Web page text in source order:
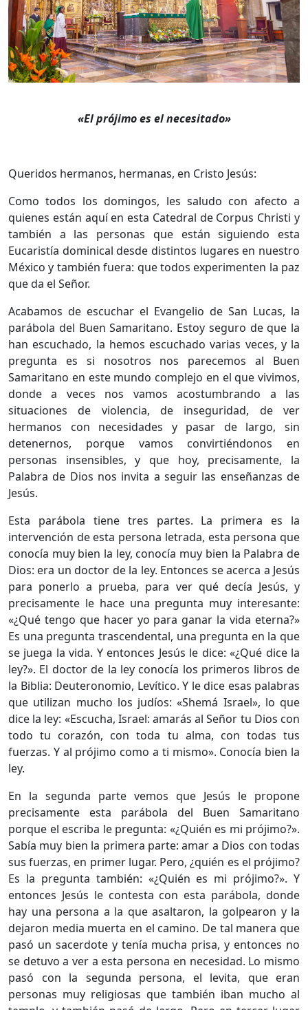
«El prójimo es el necesitado»
Queridos hermanos, hermanas, en Cristo Jesús:
Como todos los domingos, les saludo con afecto a
quienes están aquí en esta Catedral de Corpus Christi y
también a las personas que están siguiendo esta
Eucaristía dominical desde distintos lugares en nuestro
México y también fuera: que todos experimenten la paz
que da el Señor.
Acabamos de escuchar el Evangelio de San Lucas, la
parábola del Buen Samaritano. Estoy seguro de que la
han escuchado, la hemos escuchado varias veces, y la
pregunta es si nosotros nos parecemos al Buen
Samaritano en este mundo complejo en el que vivimos,
donde a veces nos vamos acostumbrando a las
situaciones de violencia, de inseguridad, de ver
hermanos con necesidades y pasar de largo, sin
detenernos, porque vamos convirtiéndonos en
personas insensibles, y que hoy, precisamente, la
Palabra de Dios nos invita a seguir las enseñanzas de
Jesús.
Esta parábola tiene tres partes. La primera es la
intervención de esta persona letrada, esta persona que
conocía muy bien la ley, conocía muy bien la Palabra de
Dios: era un doctor de la ley. Entonces se acerca a Jesús
para ponerlo a prueba, para ver qué decía Jesús, y
precisamente le hace una pregunta muy interesante:
«¿Qué tengo que hacer yo para ganar la vida eterna?»
Es una pregunta trascendental, una pregunta en la que
se juega la vida. Y entonces Jesús le dice: «¿Qué dice la
ley?». El doctor de la ley conocía los primeros libros de
la Biblia: Deuteronomio, Levítico. Y le dice esas palabras
que utilizan mucho los judíos: «Shemá Israel», lo que
dice la ley: «Escucha, Israel: amarás al Señor tu Dios con
todo tu corazón, con toda tu alma, con todas tus
fuerzas. Y al prójimo como a ti mismo». Conocía bien la
ley.
En la segunda parte vemos que Jesús le propone
precisamente esta parábola del Buen Samaritano
porque el escriba le pregunta: «¿Quién es mi prójimo?».
Sabía muy bien la primera parte: amar a Dios con todas
sus fuerzas, en primer lugar. Pero, ¿quién es el prójimo?
Es la pregunta también: «¿Quién es mi prójimo?». Y
entonces Jesús le contesta con esta parábola, donde
hay una persona a la que asaltaron, la golpearon y la
dejaron media muerta en el camino. De tal manera que
pasó un sacerdote y tenía mucha prisa, y entonces no
se detuvo a ver a esta persona en necesidad. Lo mismo
pasó con la segunda persona, el levita, que eran
personas muy religiosas que también iban mucho al